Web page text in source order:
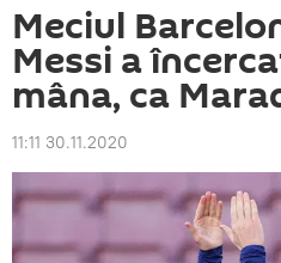
Meciul
Messi a
mâna, ca
11:11 30.11.2020